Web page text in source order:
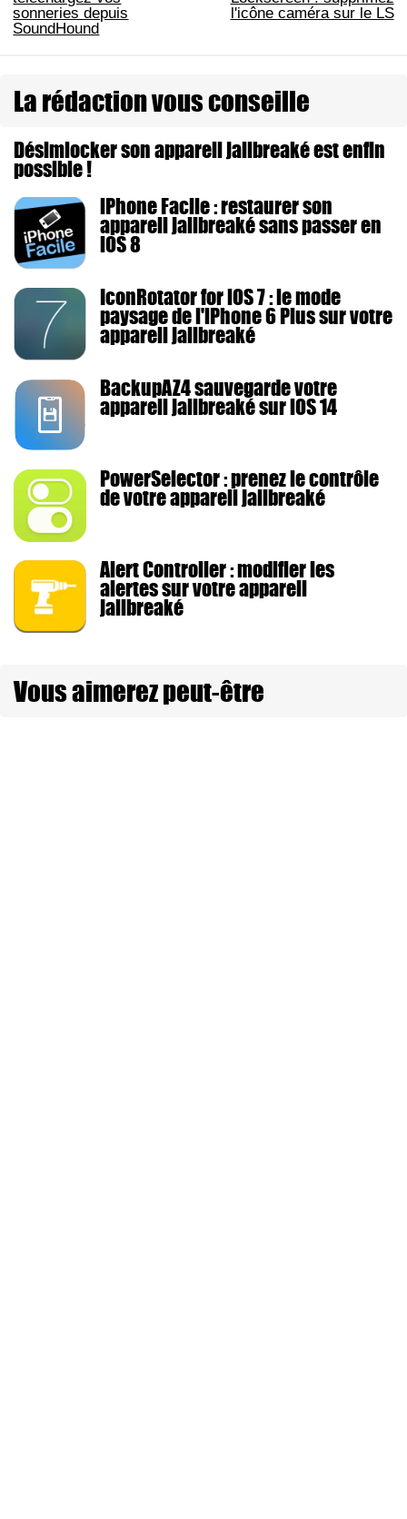
sonneries depuis
SoundHound
l'icône caméra sur le LS
La rédaction vous conseille
Désimlocker son appareil jailbreaké est enfin
possible !
iPhone Facile : restaurer son
appareil jailbreaké sans passer en
iOS 8
IconRotator for iOS 7 : le mode
paysage de l'iPhone 6 Plus sur votre
appareil jailbreaké
BackupAZ4 sauvegarde votre
appareil jailbreaké sur iOS 14
PowerSelector : prenez le contrôle
de votre appareil jailbreaké
Alert Controller : modifier les
alertes sur votre appareil
jailbreaké
Vous aimerez peut-être